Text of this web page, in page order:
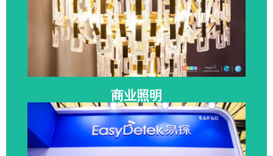
商业照明
商业空间照明系统 | 导视与标识照明 | 商业照明设计服务
| 建筑工程照明
SHOP PLUS
上海国际商业空间博览会
点击参展